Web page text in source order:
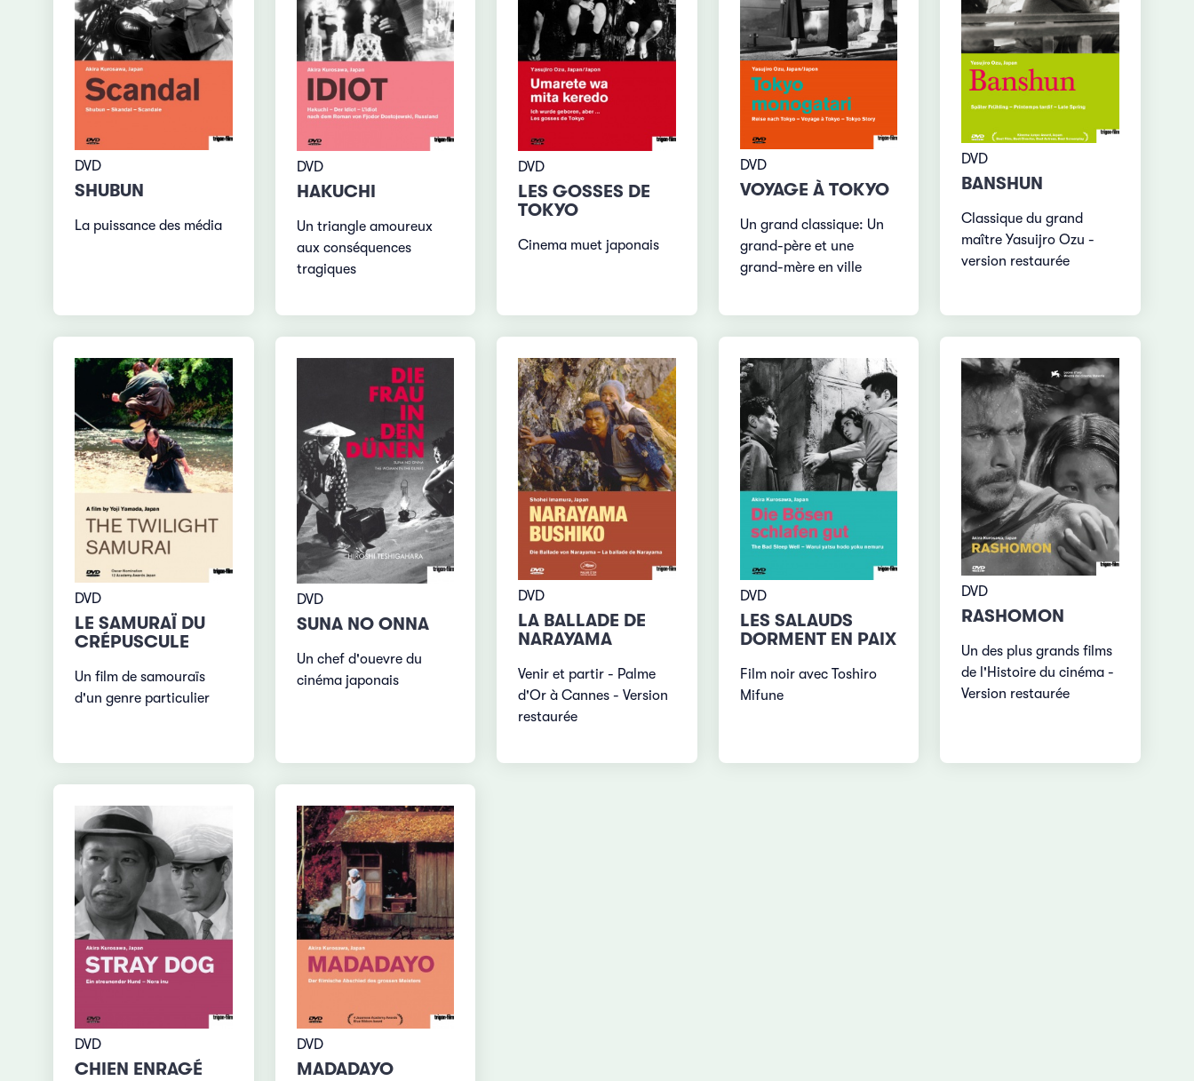
DVD
SHUBUN
La puissance des média
DVD
HAKUCHI
Un triangle amoureux
aux conséquences
tragiques
DVD
LES GOSSES DE
TOKYO
Cinema muet japonais
DVD
VOYAGE À TOKYO
Un grand classique: Un
grand-père et une
grand-mère en ville
DVD
BANSHUN
Classique du grand
maître Yasuijro Ozu -
version restaurée
DVD
LE SAMURAÏ DU
CRÉPUSCULE
Un film de samouraïs
d'un genre particulier
DVD
SUNA NO ONNA
Un chef d'ouevre du
cinéma japonais
DVD
LA BALLADE DE
NARAYAMA
Venir et partir - Palme
d'Or à Cannes - Version
restaurée
DVD
LES SALAUDS
DORMENT EN PAIX
Film noir avec Toshiro
Mifune
DVD
RASHOMON
Un des plus grands films
de l'Histoire du cinéma -
Version restaurée
DVD
CHIEN ENRAGÉ
DVD
MADADAYO